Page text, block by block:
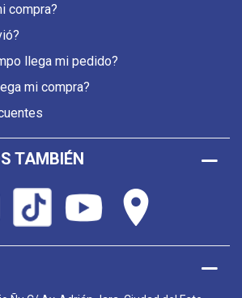
compra?
llega mi pedido?
mi compra?
TAMBIÉN